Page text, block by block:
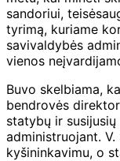
sandoriui,
tyrimą, kuriame
savivaldybės
vienos
Buvo skelbiama,
bendrovės
statybų ir
administruojant.
kyšininkavimu, o